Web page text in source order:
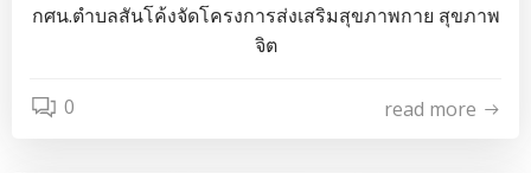
กศน.ตำบลสันโค้งจัดโครงการส่งเสริมสุขภาพกาย สุขภาพ
จิต
0 read more